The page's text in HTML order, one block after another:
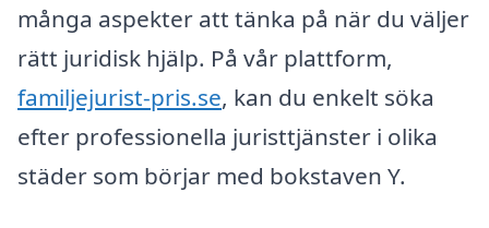
många aspekter att tänka på när du väljer
rätt juridisk hjälp. På vår plattform,
familjejurist-pris.se, kan du enkelt söka
efter professionella juristtjänster i olika
städer som börjar med bokstaven Y.